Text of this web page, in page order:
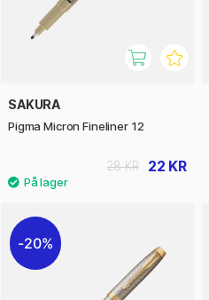
SAKURA
Pigma Micron Fineliner 12
22 KR
28 KR
20%